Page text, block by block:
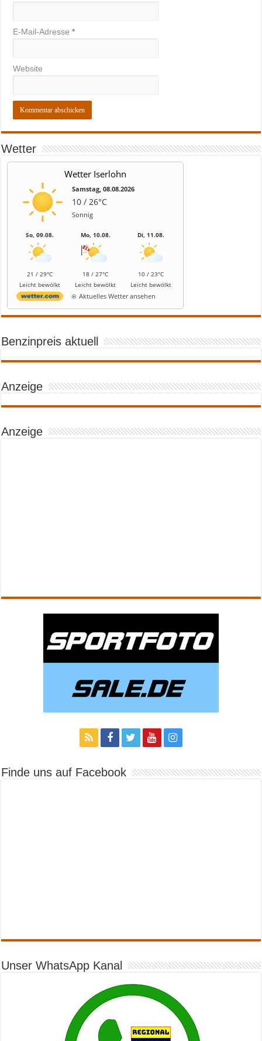
E-Mail-Adresse*
Website
Wetter
Wetter Iserlohn
Samstag, 08.08.2026
10 / 26°C
Sonnig
So, 09.08.
21 / 29°C
Leicht bewölkt
Mo, 10.08.
18 / 27°C
Leicht bewölkt
Di, 11.08.
10 / 23°C
Leicht bewölkt
Aktuelles Wetter ansehen
Benzinpreis aktuell
Anzeige
Anzeige
Finde uns auf Facebook
Unser WhatsApp Kanal